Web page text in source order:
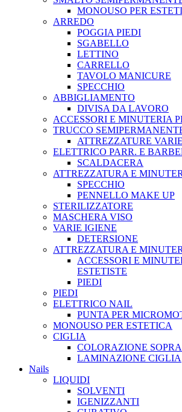
MONOUSO PER
ARREDO
POGGIA PIEDI
SGABELLO
LETTINO
CARRELLO
TAVOLO MANICURE
SPECCHIO
ABBIGLIAMENTO
DIVISA DA LAVORO
ACCESSORI E MINUTERIA
TRUCCO
ATTREZZATURE
ELETTRICO PARR. E
SCALDACERA
ATTREZZATURA E
SPECCHIO
PENNELLO MAKE UP
STERILIZZATORE
MASCHERA VISO
VARIE IGIENE
DETERSIONE
ATTREZZATURA E
ACCESSORI E
ESTETISTE
PIEDI
PIEDI
ELETTRICO NAIL
PUNTA PER
MONOUSO PER ESTETICA
CIGLIA
COLORAZIONE
LAMINAZIONE CIGLIA
Nails
LIQUIDI
SOLVENTI
IGENIZZANTI